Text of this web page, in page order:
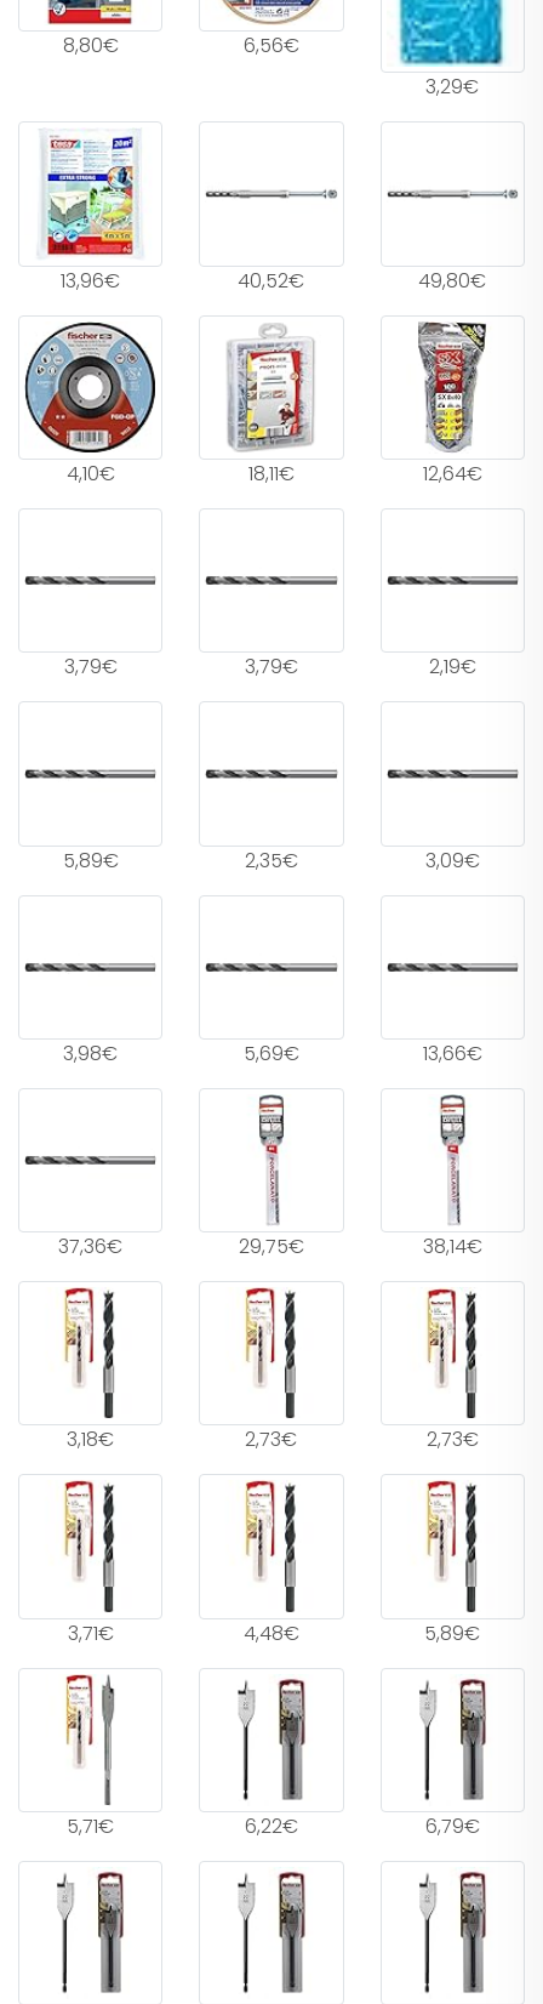
8,80€
6,56€
3,29€
13,96€ 40,52€ 49,80€
4,10€ 18,11€ 12,64€
3,79€ 3,79€ 2,19€
5,89€ 2,35€ 3,09€
3,98€ 5,69€ 13,66€
37,36€ 29,75€ 38,14€
3,18€ 2,73€ 2,73€
3,71€ 4,48€ 5,89€
5,71€ 6,22€ 6,79€